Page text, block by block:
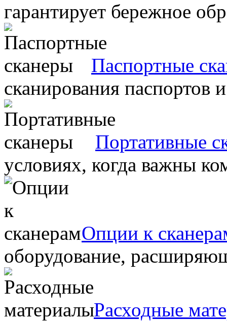
гарантирует бережное
Паспортные
сканирования паспортов
Портативные
условиях, когда важны
Опции к
оборудование,
Расходные